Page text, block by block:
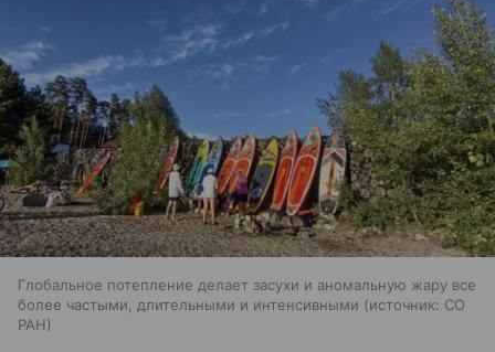
Глобальное потепление делает засухи и аномальную жару все
более частыми, длительными и интенсивными
источник: СО
РАН